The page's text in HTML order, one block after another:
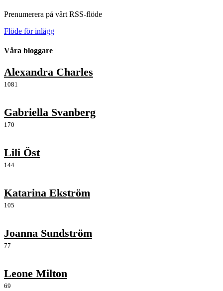
Prenumerera på vårt RSS-flöde
Flöde för inlägg
Våra bloggare
Alexandra Charles
1081
Gabriella Svanberg
170
Lili Öst
144
Katarina Ekström
105
Joanna Sundström
77
Leone Milton
69